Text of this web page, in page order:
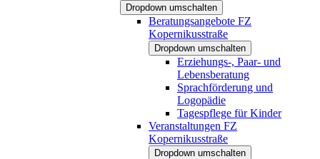
Dropdown umschalten
Beratungsangebote FZ
Kopernikusstraße
Dropdown umschalten
Erziehungs-, Paar- und
Lebensberatung
Sprachförderung und
Logopädie
Tagespflege für Kinder
Veranstaltungen FZ
Kopernikusstraße
Dropdown umschalten